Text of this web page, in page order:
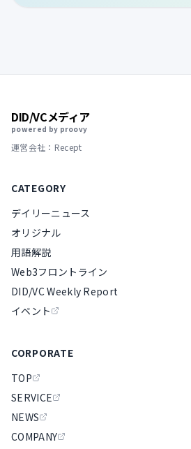
DID/VCメディア
powered by proovy
運営会社：Recept
CATEGORY
デイリーニュース
オリジナル
用語解説
Web3フロントライン
DID/VC Weekly Report
イベント
CORPORATE
TOP
SERVICE
NEWS
COMPANY